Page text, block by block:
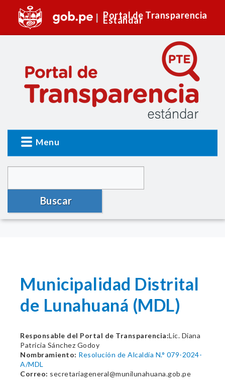
Portal de Transparencia
Estándar
Menu
Buscar
Municipalidad Distrital
de Lunahuaná (MDL)
Responsable del Portal de Transparencia:Lic. Diana
Patricia Sánchez Godoy
Nombramiento: Resolución de Alcaldía N.° 079-2024-
A/MDL
Correo: secretariageneral@munilunahuana.gob.pe